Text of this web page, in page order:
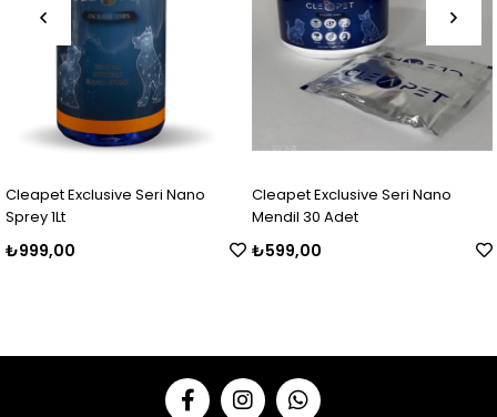
Seri Nano
Cleapet Exclusive Seri Nano
Mendil 30 Adet
₺599,00
Cleapet
₺300,00